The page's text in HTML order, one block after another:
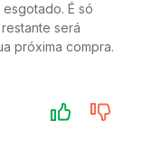
É só
será
próxima compra.